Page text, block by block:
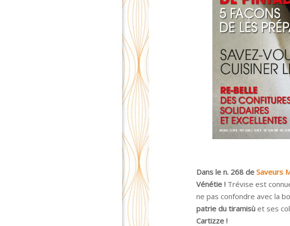
Dans le n. 268 de Saveurs
Vénétie !Trévise est
ne pas confondre avec la
patrie du tiramisùet ses
Cartizze !